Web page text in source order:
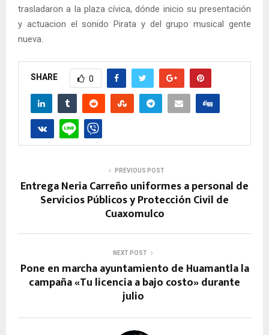
trasladaron a la plaza cívica, dónde inicio su presentación
y actuacion el sonido Pirata y del grupo musical gente
nueva.
SHARE 0
PREVIOUS POST
Entrega Neria Carreño uniformes a personal de
Servicios Públicos y Protección Civil de
Cuaxomulco
NEXT POST
Pone en marcha ayuntamiento de Huamantla la
campaña «Tu licencia a bajo costo» durante
julio